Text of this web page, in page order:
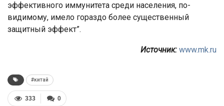
эффективного иммунитета среди населения, по-
видимому, имело гораздо более существенный
защитный эффект”.
Источник: www.mk.ru
#китай
0
333